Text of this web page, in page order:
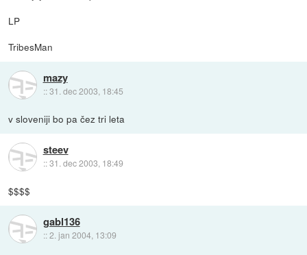
LP
TribesMan
mazy
::31. dec 2003, 18:45
v sloveniji bo pa čez tri leta
steev
::31. dec 2003, 18:49
$$$$
gabl136
::2. jan 2004, 13:09